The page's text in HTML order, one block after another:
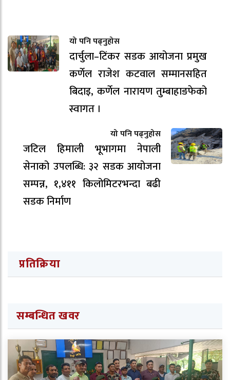
यो पनि पढ्नुहोस
दार्चुला–टिंकर सडक आयोजना प्रमुख
कर्णेल राजेश कटवाल सम्मानसहित
बिदाइ, कर्णेल नारायण तुम्बाहाङफेको
स्वागत ।
यो पनि पढ्नुहोस
जटिल हिमाली भूभागमा नेपाली
सेनाको उपलब्धि: ३२ सडक आयोजना
सम्पन्न, १,४११ किलोमिटरभन्दा बढी
सडक निर्माण
प्रतिक्रिया
सम्बन्धित खवर